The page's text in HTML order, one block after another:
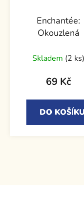
Enchantée:
Okouzlená
Skladem (2 ks)
69 Kč
DO KOŠÍKU